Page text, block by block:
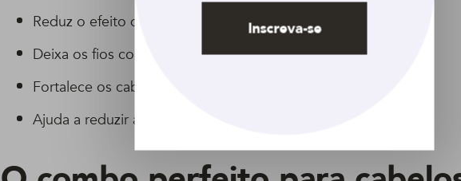
Reduz o efeito do frizz;
Deixa os fios com mais brilho;
Fortalece os cabelos;
Ajuda a reduzir a quebra capilar.
Inscreva-se